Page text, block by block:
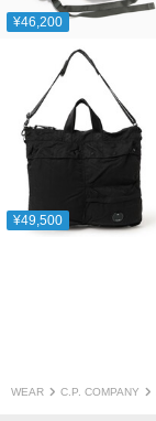
¥46,200
¥49,500
WEAR C.P. COMPANY